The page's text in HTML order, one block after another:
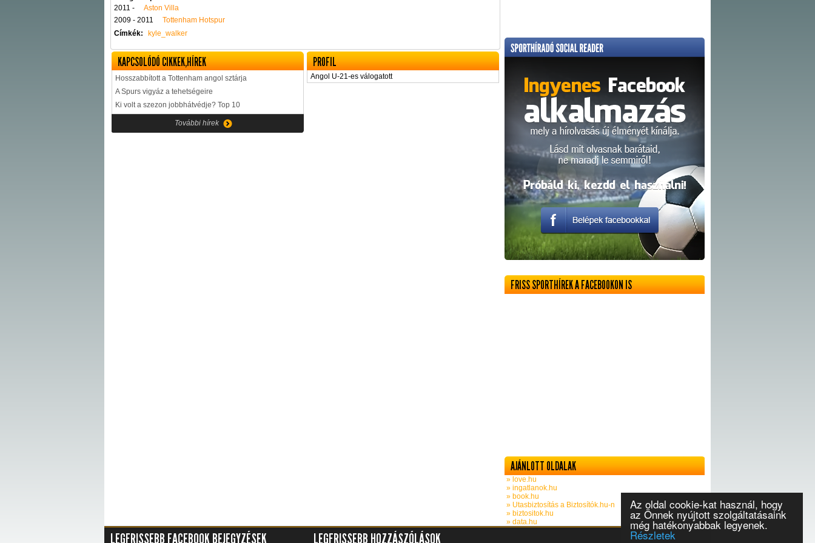
Az oldal cookie-kat használ, hogy
az Önnek nyújtott szolgáltatásaink
még hatékonyabbak legyenek.
Részletek
2011 -
Aston Villa
2009 - 2011
Tottenham Hotspur
Címkék:
kyle_walker
KAPCSOLÓDÓ CIKKEK,HÍREK
Hosszabbított a Tottenham angol sztárja
A Spurs vigyáz a tehetségeire
Ki volt a szezon jobbhátvédje? Top 10
További hírek
PROFIL
Angol U-21-es válogatott
FRISS SPORTHÍREK A FACEBOOKON IS
AJÁNLOTT OLDALAK
» love.hu
» ingatlanok.hu
» book.hu
» Utasbiztosítás a Biztosítók.hu-n
» biztositok.hu
» data.hu
LEGFRISSEBB FACEBOOK BEJEGYZÉSEK LEGFRISSEBB HOZZÁSZÓLÁSOK